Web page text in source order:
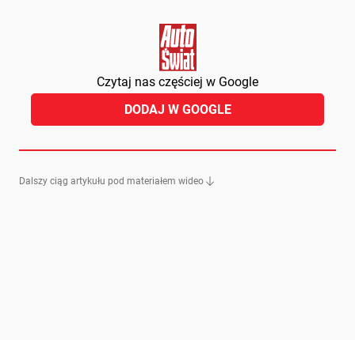
Czytaj nas częściej w Google
DODAJ W GOOGLE
Dalszy ciąg artykułu pod materiałem wideo